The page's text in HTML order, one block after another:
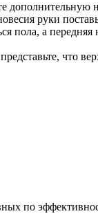
руки
пола, а
что
по